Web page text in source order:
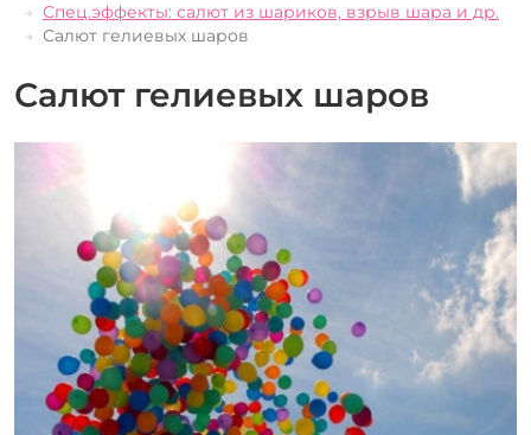
Спец.эффекты: салют из шариков, взрыв шара и др.
Салют гелиевых шаров
Салют гелиевых шаров